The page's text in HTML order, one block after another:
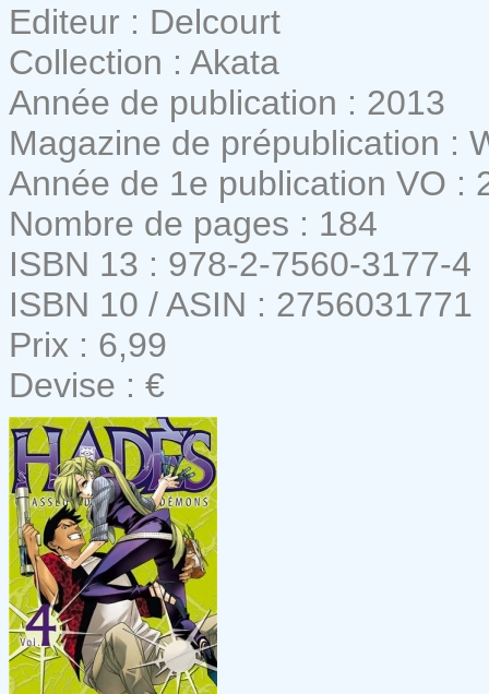
Editeur : Delcourt
Collection : Akata
Année de publication : 2013
Magazine de prépublication :
Année de 1e publication VO :
Nombre de pages : 184
ISBN 13 : 978-2-7560-3177-4
ISBN 10 / ASIN : 2756031771
Prix : 6,99
Devise : €